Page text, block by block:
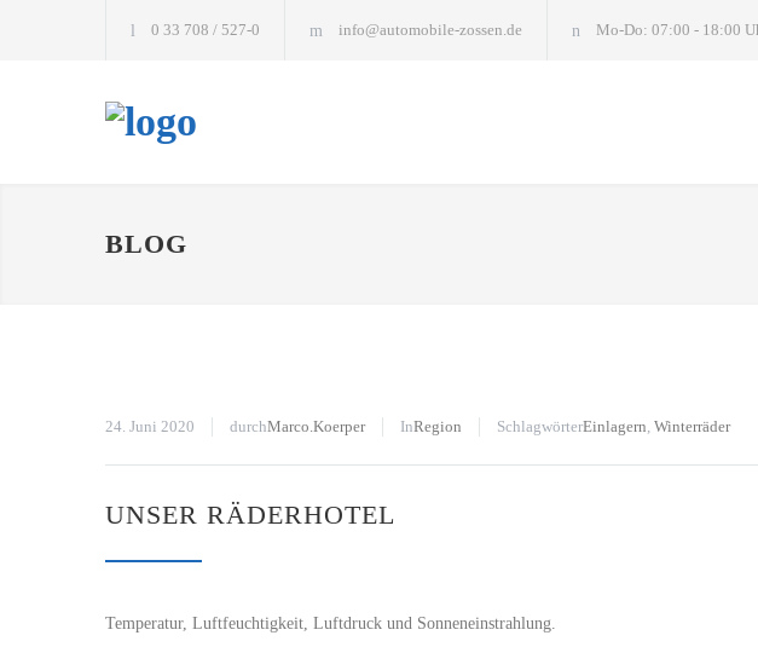
0 33 708 / 527-0 info@automobile-zossen.de Mo-Do: 07:00 - 18:00
BLOG
24. Juni 2020 durchMarco.Koerper InRegion SchlagwörterEinlagern, Winterräder
UNSER RÄDERHOTEL
Temperatur, Luftfeuchtigkeit, Luftdruck und Sonneneinstrahlung.